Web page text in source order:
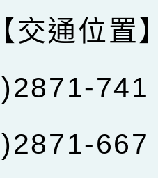
【交通位置
741
667